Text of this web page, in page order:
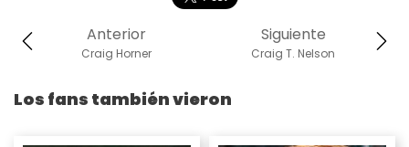
Siguiente
Craig T. Nelson
Anterior
Craig Horner
Los fans también vieron